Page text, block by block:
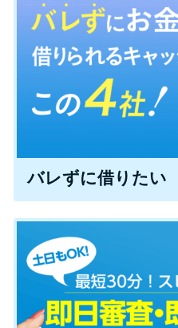
カード
特集ページ
リボ払
カード
得した話
ードロ
バレずに借りたい